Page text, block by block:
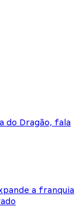
do Dragão, fala
a franquia